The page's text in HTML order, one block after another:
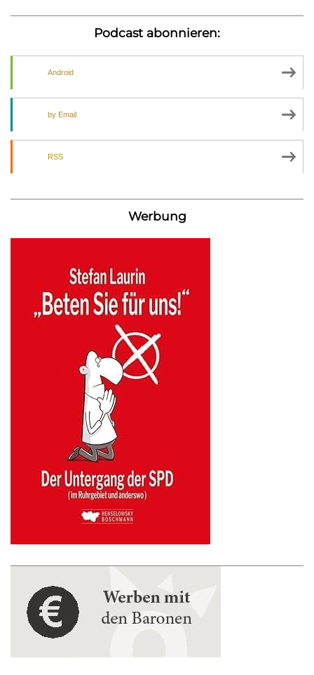
Podcast abonnieren:
Android
by Email
RSS
Werbung